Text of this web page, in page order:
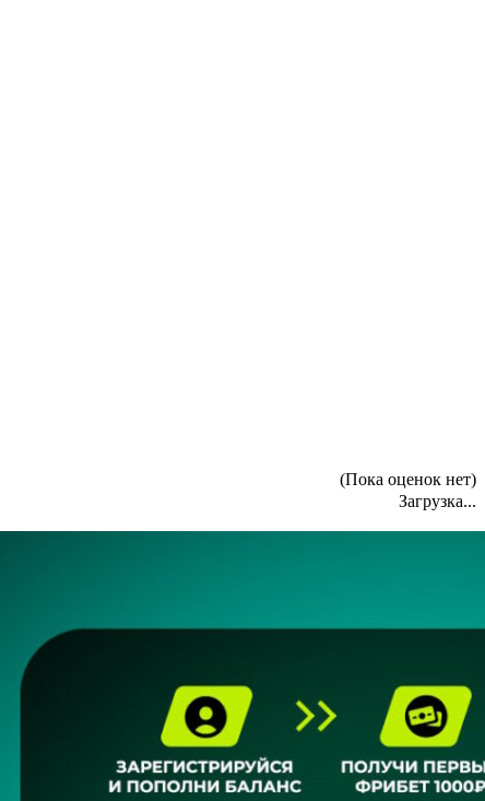
(Пока оценок нет)
Загрузка...